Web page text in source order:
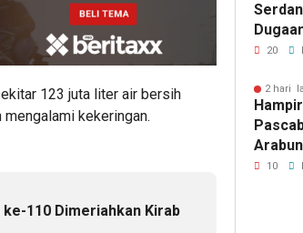
123 juta liter air bersih
kekeringan.
110 Dimeriahkan Kirab
Jalur
20
2 hari
10